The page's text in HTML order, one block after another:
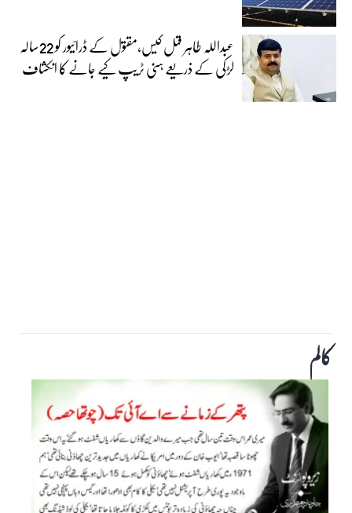
عبداللہ طاہر قتل کیس،مقتول کے ڈرائیور کو 22سالہ
لڑکی کے ذریعے ہنی ٹریپ کیے جانے کا انکشاف
کالم